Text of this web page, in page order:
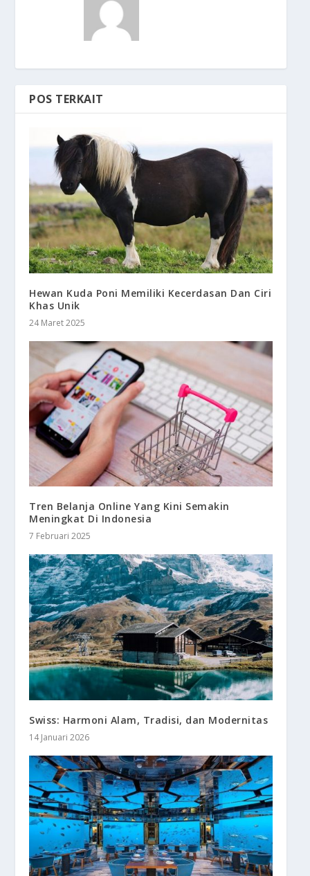
POS TERKAIT
Hewan Kuda Poni Memiliki Kecerdasan Dan Ciri
Khas Unik
24 Maret 2025
Tren Belanja Online Yang Kini Semakin
Meningkat Di Indonesia
7 Februari 2025
Swiss: Harmoni Alam, Tradisi, dan Modernitas
14 Januari 2026